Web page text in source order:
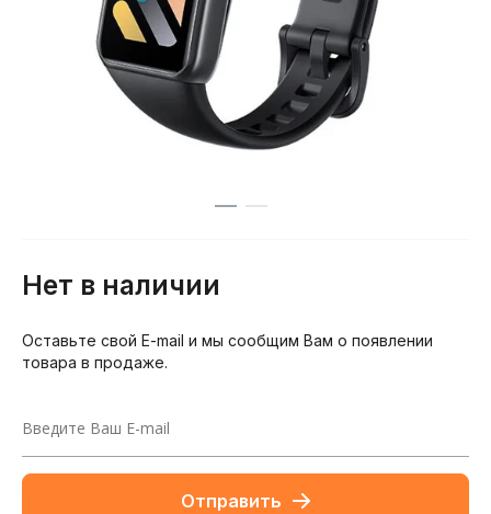
Нет в наличии
Оставьте свой E-mail и мы сообщим Вам о появлении
товара в продаже.
Отправить